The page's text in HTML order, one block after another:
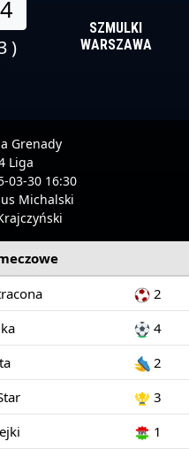
)
SZMULKI
WARSZAWA
Grenady
Liga
03-30 16:30
Michalski
2
4
2
3
1